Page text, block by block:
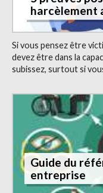
harcèlement
Si vous pensez être
devez être dans la
subissez, surtout si
Guide du
entreprise